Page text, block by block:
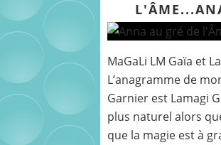
MaGaLi LM Gaïa et
L’anagramme de
Garnier est Lamagi
plus naturel alors
que la magie est à